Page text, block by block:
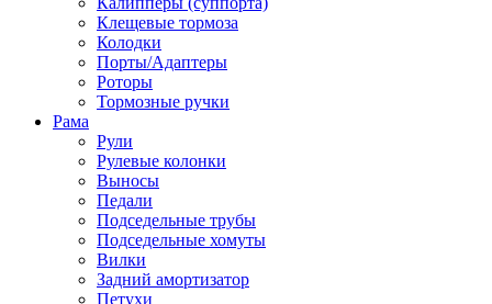
Клещевые тормоза
Колодки
Порты/Адаптеры
Роторы
Тормозные ручки
Рама
Рули
Рулевые колонки
Выносы
Педали
Подседельные трубы
Подседельные хомуты
Вилки
Задний амортизатор
Петухи